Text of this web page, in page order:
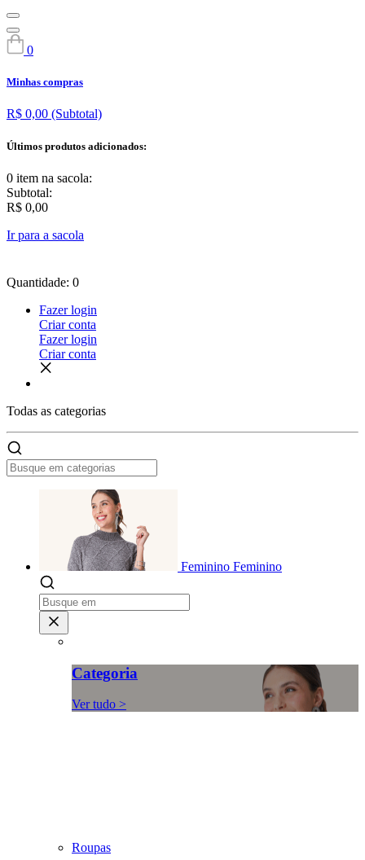
0
Minhas compras
R$ 0,00 (Subtotal)
Últimos produtos adicionados:
0 item na sacola:
Subtotal:
R$ 0,00
Ir para a sacola
Quantidade: 0
Fazer login
Criar conta
Fazer login
Criar conta
Todas as categorias
Feminino Feminino
Categoria
Ver tudo >
Roupas